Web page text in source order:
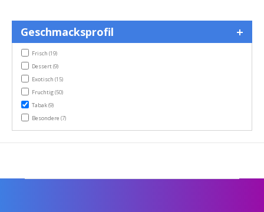
Geschmacksprofil
Frisch(19)items
Dessert(9)items
Exotisch(15)items
Fruchtig(50)items
Tabak(9)items
Besondere(7)items